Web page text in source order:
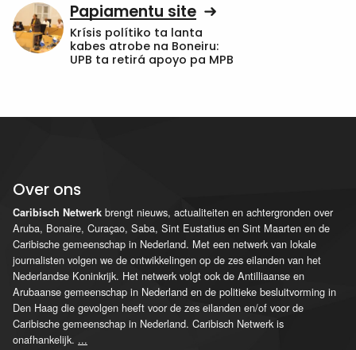
Papiamentu site
Krísis polítiko ta lanta
kabes atrobe na Boneiru:
UPB ta retirá apoyo pa MPB
Over ons
Caribisch Netwerk brengt nieuws, actualiteiten en achtergronden over
Aruba, Bonaire, Curaçao, Saba, Sint Eustatius en Sint Maarten en de
Caribische gemeenschap in Nederland. Met een netwerk van lokale
journalisten volgen we de ontwikkelingen op de zes eilanden van het
Nederlandse Koninkrijk. Het netwerk volgt ook de Antilliaanse en
Arubaanse gemeenschap in Nederland en de politieke besluitvorming in
Den Haag die gevolgen heeft voor de zes eilanden en/of voor de
Caribische gemeenschap in Nederland. Caribisch Netwerk is
onafhankelijk. ...